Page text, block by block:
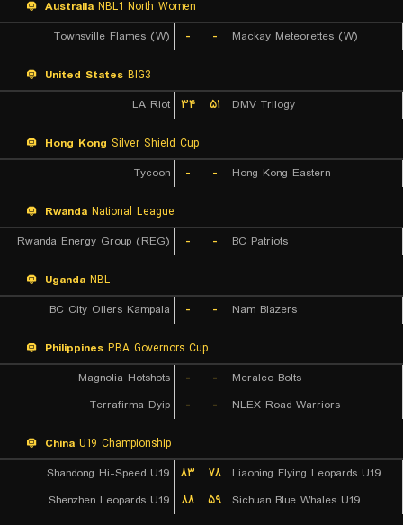
Australia NBL1 North Women
Townsville Flames (W)
- - Mackay Meteorettes (W)
United States BIG3
LA Riot
۳۴ ۵۱ DMV Trilogy
Hong Kong Silver Shield Cup
Tycoon
- - Hong Kong Eastern
Rwanda National League
Rwanda Energy Group (REG)
- - BC Patriots
Uganda NBL
BC City Oilers Kampala
- - Nam Blazers
Philippines PBA Governors Cup
Magnolia Hotshots
- -
Meralco Bolts
Terrafirma Dyip
- - NLEX Road Warriors
China U19 Championship
Shandong Hi-Speed U19
۸۳ ۷۸
Liaoning Flying Leopards U19
Shenzhen Leopards U19
۸۸ ۵۹ Sichuan Blue Whales U19